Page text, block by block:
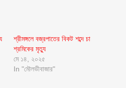
শ্রীমঙ্গলে বজ্রপাতের বিকট শব্দে চা
শ্রমিকের মৃত্যু
মে ১৪, ২০২৫
In "মৌলভীবাজার"